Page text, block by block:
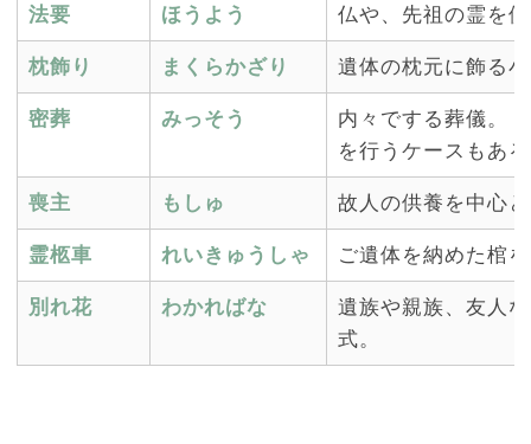
法要 ほうよう 仏や、先祖の霊を
枕飾り まくらかざり 遺体の枕元に飾る
密葬 みっそう
内々でする葬儀。
を行うケースもあ
喪主 もしゅ 故人の供養を中心
霊柩車 れいきゅうしゃ ご遺体を納めた棺
別れ花 わかればな
遺族や親族、友人
式。